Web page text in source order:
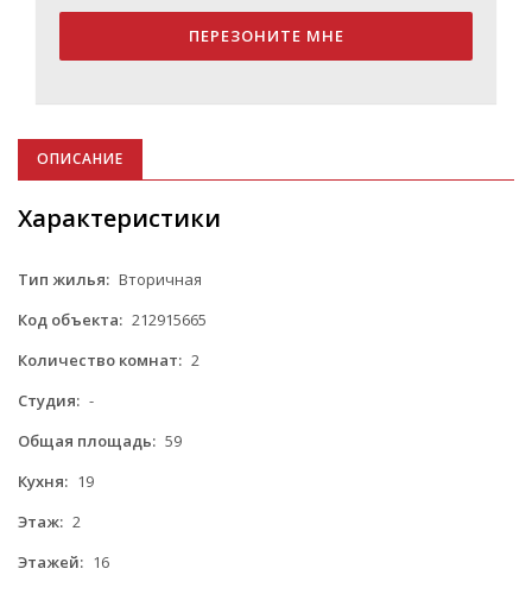
ПЕРЕЗОНИТЕ МНЕ
ОПИСАНИЕ
Характеристики
Тип жилья: Вторичная
Код объекта: 212915665
Количество комнат: 2
Студия: -
Общая площадь: 59
Кухня: 19
Этаж: 2
Этажей: 16